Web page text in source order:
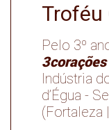
Troféu
Pelo 3º
3corações
Indústria
d’Égua -
(Fortaleza